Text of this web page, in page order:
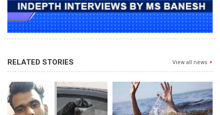
RELATED STORIES View all news